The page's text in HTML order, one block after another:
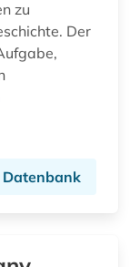
zu
Der
Datenbank